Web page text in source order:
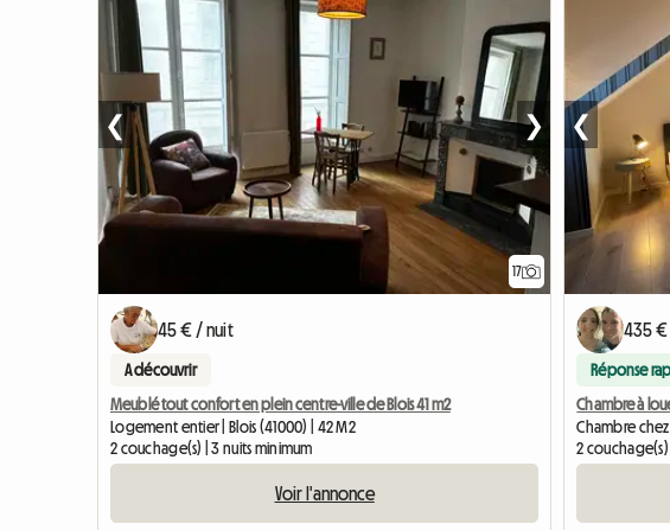
17
❮ ❯
45 € / nuit
A découvrir
Meublé tout confort en plein centre-ville de Blois 41 m2
Logement entier | Blois (41000) | 42 M2
2 couchage(s) | 3 nuits minimum
Voir l'annonce
❮
435
Réponse
Chambre à
Chambre
2 couchage(s)